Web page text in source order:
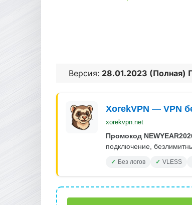
Версия: 28.01.2023 (Полная)
XorekVPN — VPN
xorekvpn.net
Промокод
подключение,
Без логов VLESS